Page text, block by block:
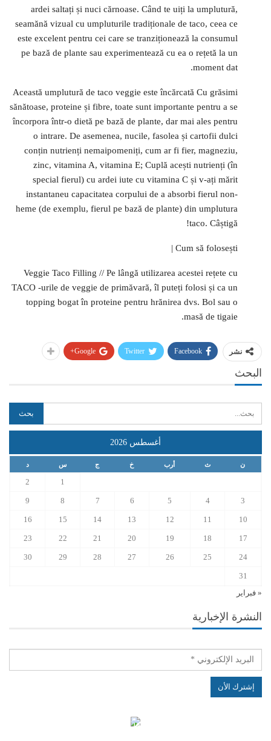
ardei saltați și nuci cărnoase. Când te uiți la umplutură,
seamănă vizual cu umpluturile tradiționale de taco, ceea ce
este excelent pentru cei care se tranziționează la consumul
pe bază de plante sau experimentează cu ea o rețetă la un
moment dat.
Această umplutură de taco veggie este încărcată Cu grăsimi
sănătoase, proteine ​​și fibre, toate sunt importante pentru a se
încorpora într-o dietă pe bază de plante, dar mai ales pentru
o intrare. De asemenea, nucile, fasolea și cartofii dulci
conțin nutrienți nemaipomeniți, cum ar fi fier, magneziu,
zinc, vitamina A, vitamina E; Cuplă acești nutrienți (în
special fierul) cu ardei iute cu vitamina C și v-ați mărit
instantaneu capacitatea corpului de a absorbi fierul non-
heme (de exemplu, fierul pe bază de plante) din umplutura
taco. Câștigă!
Cum să folosești |
Veggie Taco Filling // Pe lângă utilizarea acestei rețete cu
TACO -urile de veggie de primăvară, îl puteți folosi și ca un
topping bogat în proteine ​​pentru hrănirea dvs. Bol sau o
masă de tigaie.
نشر Facebook
Twitter
Google+
البحث
أغسطس 2026
ن ث أرب خ ج س د
1
2
3
4
5
6
7
8
9
10
11
12
13
14
15
16
17
18
19
20
21
22
23
24
25
26
27
28
29
30
31
« فبراير
النشرة الإخبارية
الهياكل الخاضعة لقانون النفاذ إلى المعلومة